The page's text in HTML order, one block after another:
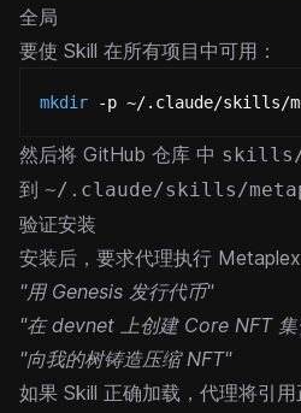
全局
要使 Skill 在所有项目中可用：
mkdir -p ~/.claude/skills/
然后将 GitHub 仓库 中 skills/
到 ~/.claude/skills/
验证安装
安装后，要求代理执行 Metaplex
"用 Genesis 发行代币"
"在 devnet 上创建 Core NFT
"向我的树铸造压缩 NFT"
如果 Skill 正确加载，代理将引